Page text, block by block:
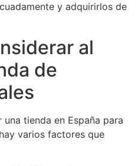
y adquirirlos de
al
de
tienda en España para
varios factores que